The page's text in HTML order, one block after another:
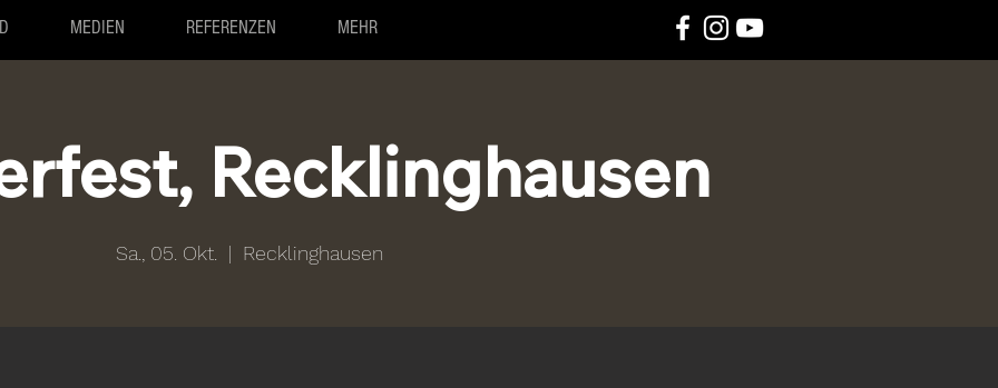
MEDIEN REFERENZEN MEHR
Recklinghausen
Sa., 05. Okt.
  |
Recklinghausen